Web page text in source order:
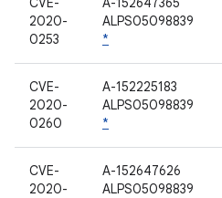
2020-
0253
ALPS05098839
*
CVE-
2020-
0260
A-152225183
ALPS05098839
*
CVE-
2020-
A-152647626
ALPS05098839